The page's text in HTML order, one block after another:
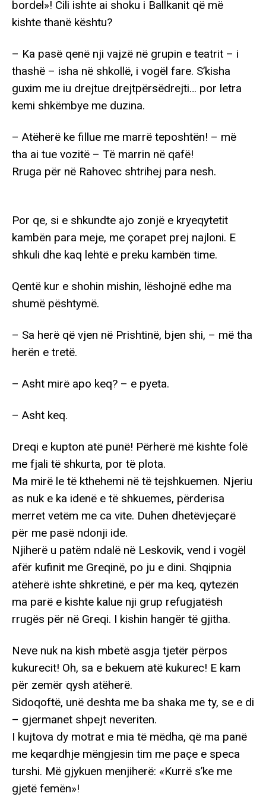
bordel»! Cili ishte ai shoku i Ballkanit që më
kishte thanë kështu?
– Ka pasë qenë nji vajzë në grupin e teatrit – i
thashë – isha në shkollë, i vogël fare. S’kisha
guxim me iu drejtue drejtpërsëdrejti… por letra
kemi shkëmbye me duzina.
– Atëherë ke fillue me marrë teposhtën! – më
tha ai tue vozitë – Të marrin në qafë!
Rruga për në Rahovec shtrihej para nesh.
Por qe, si e shkundte ajo zonjë e kryeqytetit
kambën para meje, me çorapet prej najloni. E
shkuli dhe kaq lehtë e preku kambën time.
Qentë kur e shohin mishin, lëshojnë edhe ma
shumë pështymë.
– Sa herë që vjen në Prishtinë, bjen shi, – më tha
herën e tretë.
– Asht mirë apo keq? – e pyeta.
– Asht keq.
Dreqi e kupton atë punë! Përherë më kishte folë
me fjali të shkurta, por të plota.
Ma mirë le të kthehemi në të tejshkuemen. Njeriu
as nuk e ka idenë e të shkuemes, përderisa
merret vetëm me ca vite. Duhen dhetëvjeçarë
për me pasë ndonji ide.
Njiherë u patëm ndalë në Leskovik, vend i vogël
afër kufinit me Greqinë, po ju e dini. Shqipnia
atëherë ishte shkretinë, e për ma keq, qytezën
ma parë e kishte kalue nji grup refugjatësh
rrugës për në Greqi. I kishin hangër të gjitha.
Neve nuk na kish mbetë asgja tjetër përpos
kukurecit! Oh, sa e bekuem atë kukurec! E kam
për zemër qysh atëherë.
Sidoqoftë, unë deshta me ba shaka me ty, se e di
– gjermanet shpejt neveriten.
I kujtova dy motrat e mia të mëdha, që ma panë
me keqardhje mëngjesin tim me paçe e speca
turshi. Më gjykuen menjiherë: «Kurrë s’ke me
gjetë femën»!